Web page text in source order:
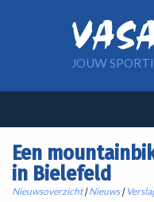
JOUW
navigation
Een
in Bielefeld
Nieuwsoverzicht|Nieuws|